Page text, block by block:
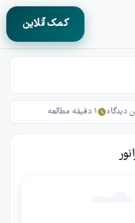
کمک آنلاین
دیدگاه ۱ دقیقه مطالعه